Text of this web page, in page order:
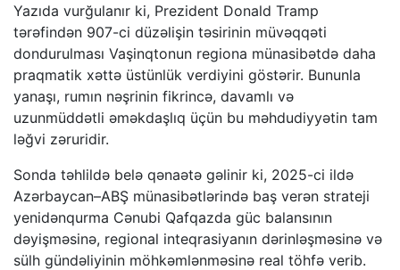
Yazıda vurğulanır ki, Prezident Donald Tramp
tərəfindən 907-ci düzəlişin təsirinin müvəqqəti
dondurulması Vaşinqtonun regiona münasibətdə daha
praqmatik xəttə üstünlük verdiyini göstərir. Bununla
yanaşı, rumın nəşrinin fikrincə, davamlı və
uzunmüddətli əməkdaşlıq üçün bu məhdudiyyətin tam
ləğvi zəruridir.
Sonda təhlildə belə qənaətə gəlinir ki, 2025-ci ildə
Azərbaycan–ABŞ münasibətlərində baş verən strateji
yenidənqurma Cənubi Qafqazda güc balansının
dəyişməsinə, regional inteqrasiyanın dərinləşməsinə və
sülh gündəliyinin möhkəmlənməsinə real töhfə verib.